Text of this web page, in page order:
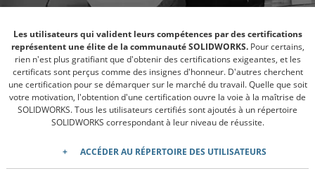
Les utilisateurs qui valident leurs compétences par des certifications
représentent une élite de la communauté SOLIDWORKS. Pour certains,
rien n'est plus gratifiant que d'obtenir des certifications exigeantes, et les
certificats sont perçus comme des insignes d'honneur. D'autres cherchent
une certification pour se démarquer sur le marché du travail. Quelle que soit
votre motivation, l'obtention d'une certification ouvre la voie à la maîtrise de
SOLIDWORKS. Tous les utilisateurs certifiés sont ajoutés à un répertoire
SOLIDWORKS correspondant à leur niveau de réussite.
ACCÉDER AU RÉPERTOIRE DES UTILISATEURS